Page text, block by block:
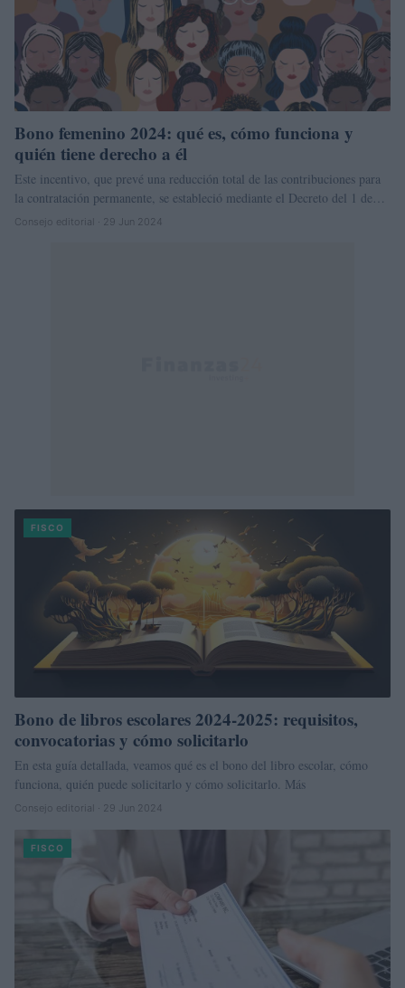
Bono femenino 2024: qué es, cómo funciona y
quién tiene derecho a él
Este incentivo, que prevé una reducción total de las contribuciones para
la contratación permanente, se estableció mediante el Decreto del 1 de…
Consejo editorial · 29 Jun 2024
FISCO
Bono de libros escolares 2024-2025: requisitos,
convocatorias y cómo solicitarlo
En esta guía detallada, veamos qué es el bono del libro escolar, cómo
funciona, quién puede solicitarlo y cómo solicitarlo. Más
Consejo editorial · 29 Jun 2024
FISCO